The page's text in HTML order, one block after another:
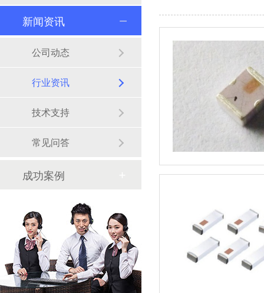
新闻资讯
公司动态
行业资讯
技术支持
常见问答
成功案例